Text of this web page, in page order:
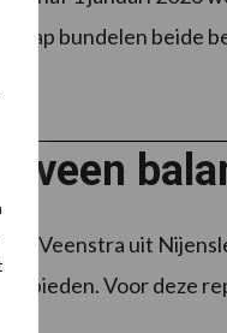
stap bundelen beide
veen
P. Veenstra uit
Voor deze